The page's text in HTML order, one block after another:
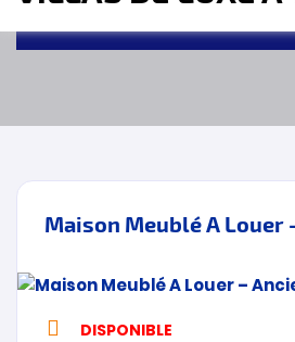
Maison Meublé A Louer
DISPONIBLE